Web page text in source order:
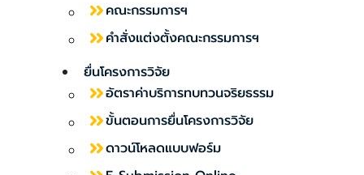
คณะกรรมการฯ
คำสั่งแต่งตั้งคณะกรรมการฯ
ยื่นโครงการวิจัย
อัตราค่าบริการทบทวนจริยธรรม
ขั้นตอนการยื่นโครงการวิจัย
ดาวน์โหลดแบบฟอร์ม